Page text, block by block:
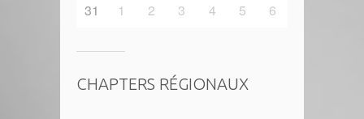
31
1 2 3 4 5 6
CHAPTERS RÉGIONAUX